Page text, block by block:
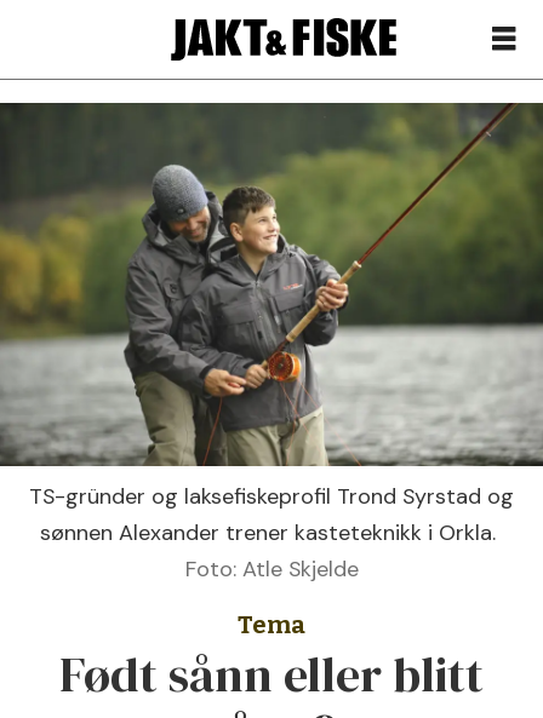
TS-gründer og laksefiskeprofil Trond Syrstad og
sønnen Alexander trener kasteteknikk i Orkla.
Foto: Atle Skjelde
Tema
Født sånn eller blitt